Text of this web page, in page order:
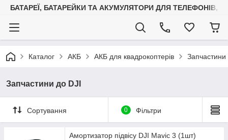
БАТАРЕЇ, БАТАРЕЙКИ ТА АКУМУЛЯТОРИ ДЛЯ ТЕЛЕФОНІВ,
Каталог АКБ АКБ для квадрокоптерів
Запчастини до DJI
Сортування 0 Фільтри
Амортизатор підвісу DJI Mavic 3 (1шт)